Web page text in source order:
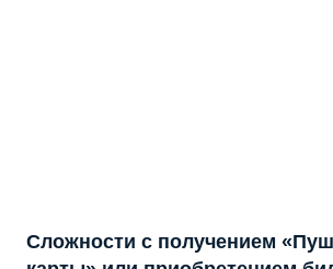
Сложности с получением